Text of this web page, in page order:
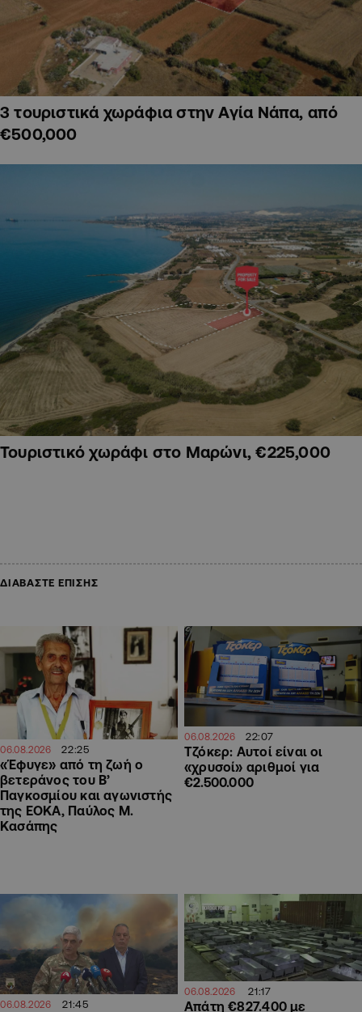
3 τουριστικά χωράφια στην Αγία Νάπα, από
€500,000
Τουριστικό χωράφι στο Μαρώνι, €225,000
ΔΙΑΒΑΣΤΕ ΕΠΙΣΗΣ
06.08.2026 22:25
«Έφυγε» από τη ζωή ο
βετεράνος του Β’
Παγκοσμίου και αγωνιστής
της ΕΟΚΑ, Παύλος Μ.
Κασάπης
06.08.2026 22:07
Τζόκερ: Αυτοί είναι οι
«χρυσοί» αριθμοί για
€2.500.000
06.08.2026 21:45
06.08.2026 21:17
Απάτη €827.400 με